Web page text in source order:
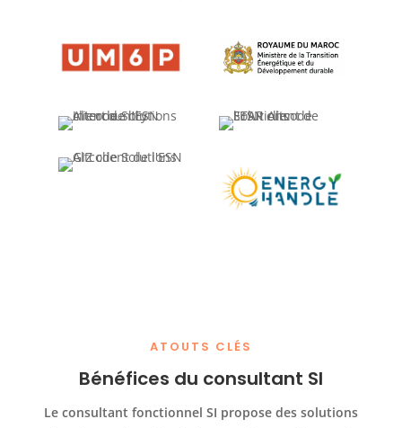
ATOUTS CLÉS
Bénéfices du consultant SI
Le consultant fonctionnel SI propose des solutions